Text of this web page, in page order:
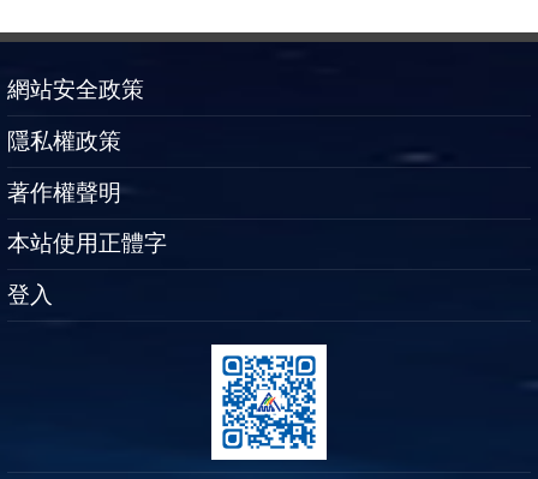
網站安全政策
隱私權政策
著作權聲明
本站使用正體字
登入